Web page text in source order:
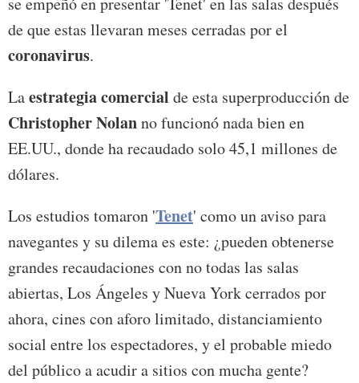
de que estas llevaran meses cerradas por el
coronavirus.
Laestrategia comercial de esta superproducción de
Christopher Nolanno funcionó nada bien en
EE.UU., donde ha recaudado solo 45,1 millones de
dólares.
Los estudios tomaron 'Tenet' como un aviso para
navegantes y su dilema es este: ¿pueden obtenerse
grandes recaudaciones con no todas las salas
abiertas, Los Ángeles y Nueva York cerrados por
ahora, cines con aforo limitado, distanciamiento
social entre los espectadores, y el probable miedo
del público a acudir a sitios con mucha gente?